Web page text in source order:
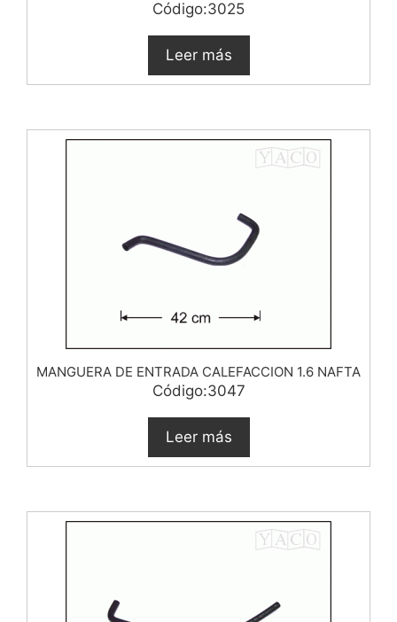
Código:3025
Leer más
MANGUERA DE ENTRADA CALEFACCION 1.6 NAFTA
Código:3047
Leer más